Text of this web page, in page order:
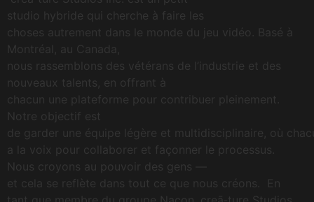
studio hybride qui cherche à faire les
choses autrement dans le monde du jeu vidéo. Basé à
Montréal, au Canada,
nous rassemblons des vétérans de l’industrie et des
nouveaux talents, en offrant à
chacun une plateforme pour contribuer pleinement.
Notre objectif est
de garder une équipe légère et multidisciplinaire, où
a la voix pour collaborer et façonner le processus.
Nous croyons au pouvoir des gens —
et cela se reflète dans tout ce que nous créons. En